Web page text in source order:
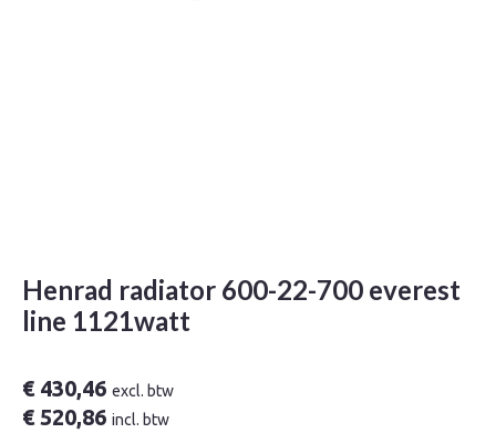
Henrad radiator 600-22-700 everest
line 1121watt
€430,46 excl. btw
€520,86 incl. btw